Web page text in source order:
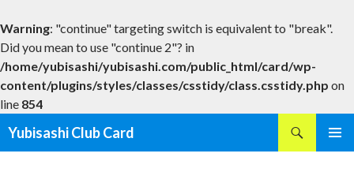
Warning: "continue" targeting switch is equivalent to "break".
Did you mean to use "continue 2"? in
/home/yubisashi/yubisashi.com/public_html/card/wp-
content/plugins/styles/classes/csstidy/class.csstidy.php on
line 854
Yubisashi Club Card
索